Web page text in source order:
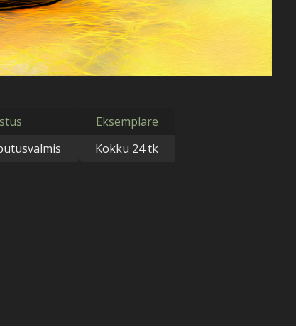
Eksemplare
Kokku 24 tk